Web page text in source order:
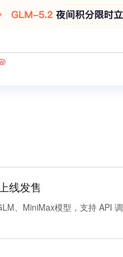
线发售
、MiniMax模型，支持 API 调